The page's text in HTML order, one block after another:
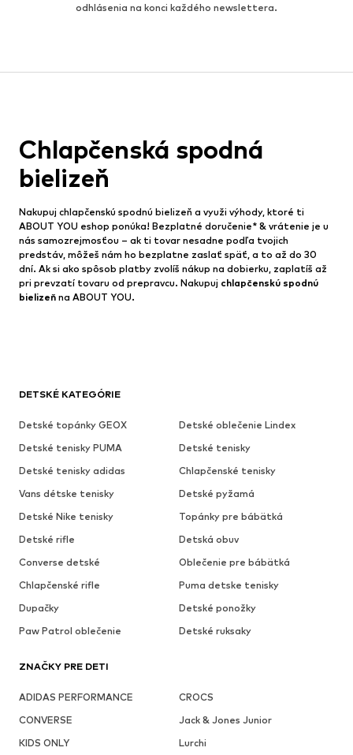
odhlásenia na konci každého newslettera.
DETSKÉ KATEGÓRIE
Detské topánky GEOX
Detské oblečenie Lindex
Detské tenisky PUMA
Detské tenisky
Detské tenisky adidas
Chlapčenské tenisky
Vans détske tenisky
Detské pyžamá
Detské Nike tenisky
Topánky pre bábätká
Detské rifle
Detská obuv
Converse detské
Oblečenie pre bábätká
Chlapčenské rifle
Puma detske tenisky
Dupačky
Detské ponožky
Paw Patrol oblečenie
Detské ruksaky
ZNAČKY PRE DETI
ADIDAS PERFORMANCE
CROCS
CONVERSE
Jack & Jones Junior
KIDS ONLY
Lurchi
Chlapčenská spodná
bielizeň
Nakupuj chlapčenskú spodnú bielizeň a využi výhody, ktoré ti
ABOUT YOU eshop ponúka! Bezplatné doručenie* & vrátenie je u
nás samozrejmosťou – ak ti tovar nesadne podľa tvojich
predstáv, môžeš nám ho bezplatne zaslať späť, a to až do 30
dní. Ak si ako spôsob platby zvolíš nákup na dobierku, zaplatíš až
pri prevzatí tovaru od prepravcu. Nakupuj chlapčenskú spodnú
bielizeň na ABOUT YOU.